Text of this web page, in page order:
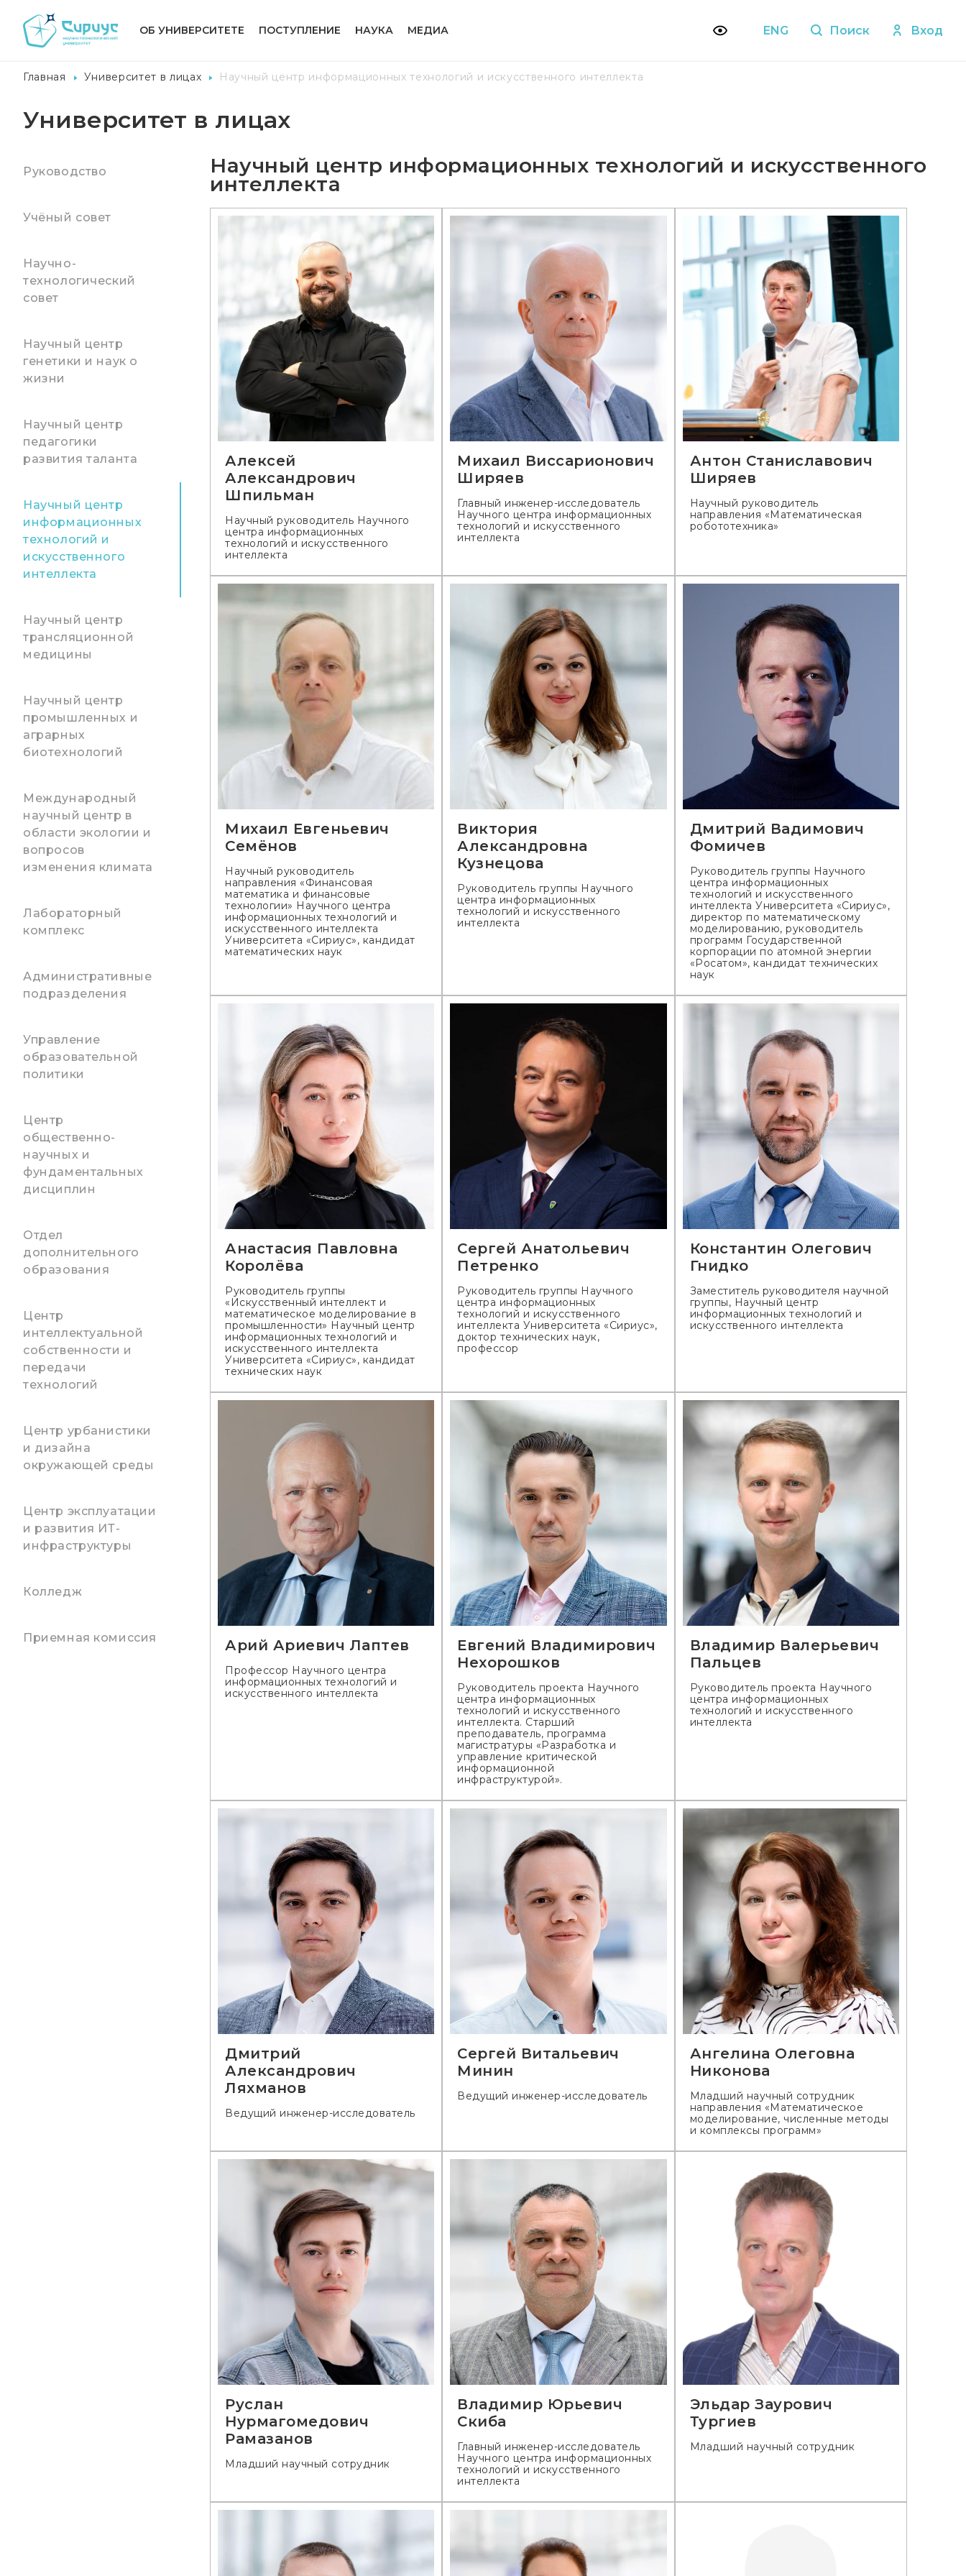
ОБ УНИВЕРСИТЕТЕ ПОСТУПЛЕНИЕ НАУКА МЕДИА ENG Поиск Вход
Главная Университет в лицах Научный центр информационных технологий и искусственного интеллекта
Университет в лицах
Руководство
Учёный совет
Научно-
технологический
совет
Научный центр
генетики и наук о
жизни
Научный центр
педагогики
развития таланта
Научный центр
информационных
технологий и
искусственного
интеллекта
Научный центр
трансляционной
медицины
Научный центр
промышленных и
аграрных
биотехнологий
Международный
научный центр в
области экологии и
вопросов
изменения климата
Лабораторный
комплекс
Административные
подразделения
Управление
образовательной
политики
Центр
общественно-
научных и
фундаментальных
дисциплин
Отдел
дополнительного
образования
Центр
интеллектуальной
собственности и
передачи
технологий
Центр урбанистики
и дизайна
окружающей среды
Центр эксплуатации
и развития ИТ-
инфраструктуры
Колледж
Приемная комиссия
Научный центр информационных технологий и искусственного
интеллекта
Алексей
Александрович
Шпильман
Научный руководитель Научного
центра информационных
технологий и искусственного
интеллекта
Михаил Виссарионович
Ширяев
Главный инженер-исследователь
Научного центра информационных
технологий и искусственного
интеллекта
Антон Станиславович
Ширяев
Научный руководитель
направления «Математическая
робототехника»
Михаил Евгеньевич
Семёнов
Научный руководитель
направления «Финансовая
математика и финансовые
технологии» Научного центра
информационных технологий и
искусственного интеллекта
Университета «Сириус», кандидат
математических наук
Виктория
Александровна
Кузнецова
Руководитель группы Научного
центра информационных
технологий и искусственного
интеллекта
Дмитрий Вадимович
Фомичев
Руководитель группы Научного
центра информационных
технологий и искусственного
интеллекта Университета «Сириус»,
директор по математическому
моделированию, руководитель
программ Государственной
корпорации по атомной энергии
«Росатом», кандидат технических
наук
Анастасия Павловна
Королёва
Руководитель группы
«Искусственный интеллект и
математическое моделирование в
промышленности» Научный центр
информационных технологий и
искусственного интеллекта
Университета «Сириус», кандидат
технических наук
Сергей Анатольевич
Петренко
Руководитель группы Научного
центра информационных
технологий и искусственного
интеллекта Университета «Сириус»,
доктор технических наук,
профессор
Константин Олегович
Гнидко
Заместитель руководителя научной
группы, Научный центр
информационных технологий и
искусственного интеллекта
Арий Ариевич Лаптев
Профессор Научного центра
информационных технологий и
искусственного интеллекта
Евгений Владимирович
Нехорошков
Руководитель проекта Научного
центра информационных
технологий и искусственного
интеллекта. Старший
преподаватель, программа
магистратуры «Разработка и
управление критической
информационной
инфраструктурой».
Владимир Валерьевич
Пальцев
Руководитель проекта Научного
центра информационных
технологий и искусственного
интеллекта
Дмитрий
Александрович
Ляхманов
Ведущий инженер-исследователь
Сергей Витальевич
Минин
Ведущий инженер-исследователь
Ангелина Олеговна
Никонова
Младший научный сотрудник
направления «Математическое
моделирование, численные методы
и комплексы программ»
Руслан
Нурмагомедович
Рамазанов
Младший научный сотрудник
Владимир Юрьевич
Скиба
Главный инженер-исследователь
Научного центра информационных
технологий и искусственного
интеллекта
Эльдар Заурович
Тургиев
Младший научный сотрудник